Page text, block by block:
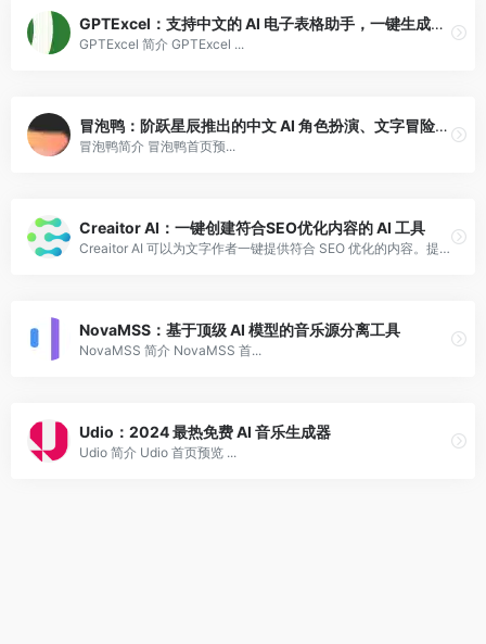
GPTExcel：支持中文的 AI 电子表格助手，一键生成公式、表格
GPTExcel 简介 GPTExcel ...
冒泡鸭：阶跃星辰推出的中文 AI 角色扮演、文字冒险软件
冒泡鸭简介 冒泡鸭首页预...
Creaitor AI：一键创建符合SEO优化内容的 AI 工具
Creaitor AI 可以为文字作者一键提供符合 SEO 优化的内容。提高作者的内容产出效率。
NovaMSS：基于顶级 AI 模型的音乐源分离工具
NovaMSS 简介 NovaMSS 首...
Udio：2024 最热免费 AI 音乐生成器
Udio 简介 Udio 首页预览 ...